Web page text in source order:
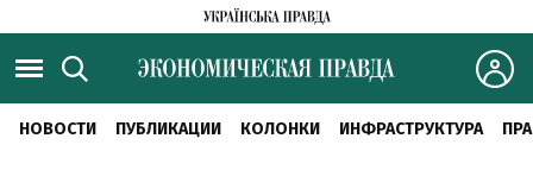
НОВОСТИ ПУБЛИКАЦИИ КОЛОНКИ ИНФРАСТРУКТУРА